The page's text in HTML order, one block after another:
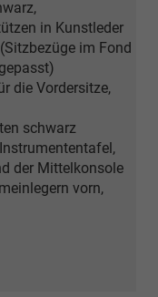
in Kunstleder
im Fond
die Vordersitze,
schwarz
der Mittelkonsole
vorn,